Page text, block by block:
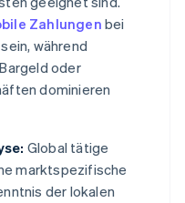
Zahlungen bei
während
oder
dominieren
Global tätige
marktspezifische
der lokalen